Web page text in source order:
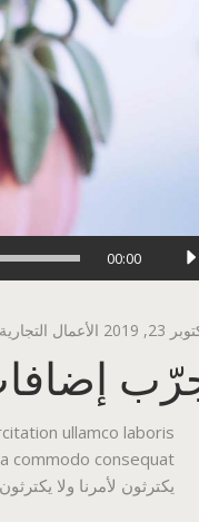
00:00
23, 2019 الأعمال التجارية
إضافات
ullamco laboris
يكترثون لأمرنا ولا